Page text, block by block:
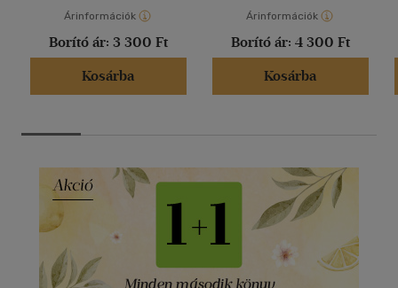
Árinformációk
Borító ár: 3 300 Ft
Kosárba
Árinformációk
Borító ár: 4 300 Ft
Kosárba